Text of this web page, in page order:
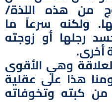
من هذه اللذة/
ولكنه سرعاً ما
رجلها أو زوجته
أخرى.
وهي الأقوى
هذا على عقلية
من كبته وتخوفاته